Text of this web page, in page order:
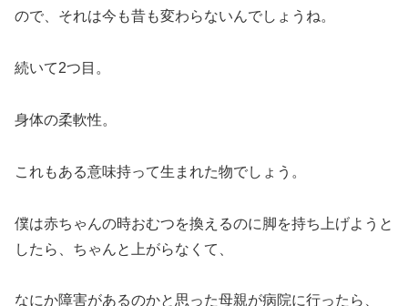
ので、それは今も昔も変わらないんでしょうね。
続いて2つ目。
身体の柔軟性。
これもある意味持って生まれた物でしょう。
僕は赤ちゃんの時おむつを換えるのに脚を持ち上げようと
したら、ちゃんと上がらなくて、
なにか障害があるのかと思った母親が病院に行ったら、